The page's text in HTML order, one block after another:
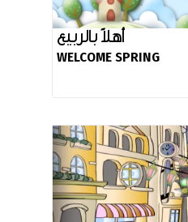
أهلاً بالربيع
WELCOME SPRING